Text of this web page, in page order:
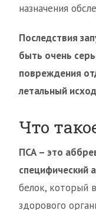
назначения
Последствия
быть очень
повреждения
летальный
Что
ПСА – это
специфический
белок, который
здорового